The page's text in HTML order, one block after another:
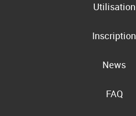
Utilisation
Inscription
News
FAQ